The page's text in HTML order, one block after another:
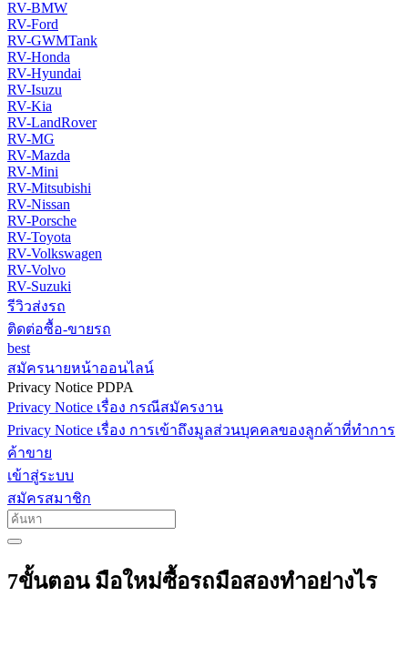
RV-BMW
RV-Ford
RV-GWMTank
RV-Honda
RV-Hyundai
RV-Isuzu
RV-Kia
RV-LandRover
RV-MG
RV-Mazda
RV-Mini
RV-Mitsubishi
RV-Nissan
RV-Porsche
RV-Toyota
RV-Volkswagen
RV-Volvo
RV-Suzuki
รีวิวส่งรถ
ติดต่อซื้อ-ขายรถ
best
สมัครนายหน้าออนไลน์
Privacy Notice PDPA
Privacy Notice เรื่อง กรณีสมัครงาน
Privacy Notice เรื่อง การเข้าถึงมูลส่วนบุคคลของลูกค้าที่ทำการ
ค้าขาย
เข้าสู่ระบบ
สมัครสมาชิก
7ขั้นตอน มือใหม่ซื้อรถมือสองทำอย่างไร